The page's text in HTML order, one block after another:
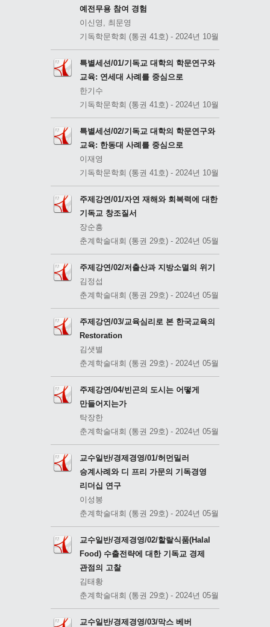
예전무용 참여 경험
이신영, 최문영
기독학문학회 (통권 41호) - 2024년 10월
특별세션/01/기독교 대학의 학문연구와
교육: 연세대 사례를 중심으로
한기수
기독학문학회 (통권 41호) - 2024년 10월
특별세션/02/기독교 대학의 학문연구와
교육: 한동대 사례를 중심으로
이재영
기독학문학회 (통권 41호) - 2024년 10월
주제강연/01/자연 재해와 회복력에 대한
기독교 창조질서
장순흥
춘계학술대회 (통권 29호) - 2024년 05월
주제강연/02/저출산과 지방소멸의 위기
김정섭
춘계학술대회 (통권 29호) - 2024년 05월
주제강연/03/교육심리로 본 한국교육의
Restoration
김샛별
춘계학술대회 (통권 29호) - 2024년 05월
주제강연/04/빈곤의 도시는 어떻게
만들어지는가
탁장한
춘계학술대회 (통권 29호) - 2024년 05월
교수일반/경제경영/01/허먼밀러
승계사례와 디 프리 가문의 기독경영
리더십 연구
이성봉
춘계학술대회 (통권 29호) - 2024년 05월
교수일반/경제경영/02/할랄식품(Halal
Food) 수출전략에 대한 기독교 경제
관점의 고찰
김태황
춘계학술대회 (통권 29호) - 2024년 05월
교수일반/경제경영/03/막스 베버